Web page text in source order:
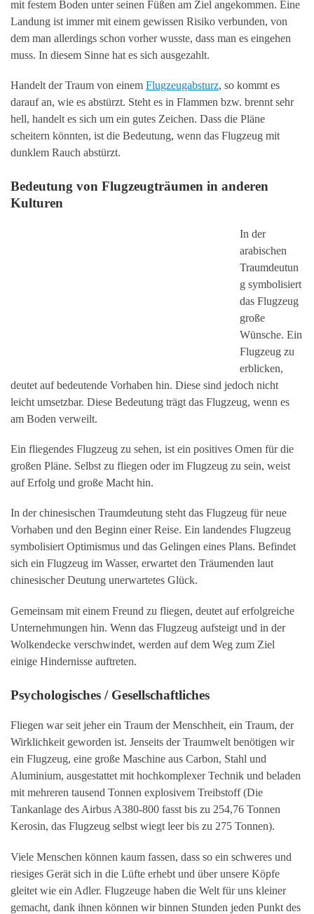
mit festem Boden unter seinen Füßen am Ziel angekommen. Eine
Landung ist immer mit einem gewissen Risiko verbunden, von
dem man allerdings schon vorher wusste, dass man es eingehen
muss. In diesem Sinne hat es sich ausgezahlt.
Handelt der Traum von einem Flugzeugabsturz, so kommt es
darauf an, wie es abstürzt. Steht es in Flammen bzw. brennt sehr
hell, handelt es sich um ein gutes Zeichen. Dass die Pläne
scheitern könnten, ist die Bedeutung, wenn das Flugzeug mit
dunklem Rauch abstürzt.
Bedeutung von Flugzeugträumen in anderen
Kulturen
In der
arabischen
Traumdeutun
g symbolisiert
das Flugzeug
große
Wünsche. Ein
Flugzeug zu
erblicken,
deutet auf bedeutende Vorhaben hin. Diese sind jedoch nicht
leicht umsetzbar. Diese Bedeutung trägt das Flugzeug, wenn es
am Boden verweilt.
Ein fliegendes Flugzeug zu sehen, ist ein positives Omen für die
großen Pläne. Selbst zu fliegen oder im Flugzeug zu sein, weist
auf Erfolg und große Macht hin.
In der chinesischen Traumdeutung steht das Flugzeug für neue
Vorhaben und den Beginn einer Reise. Ein landendes Flugzeug
symbolisiert Optimismus und das Gelingen eines Plans. Befindet
sich ein Flugzeug im Wasser, erwartet den Träumenden laut
chinesischer Deutung unerwartetes Glück.
Gemeinsam mit einem Freund zu fliegen, deutet auf erfolgreiche
Unternehmungen hin. Wenn das Flugzeug aufsteigt und in der
Wolkendecke verschwindet, werden auf dem Weg zum Ziel
einige Hindernisse auftreten.
Psychologisches / Gesellschaftliches
Fliegen war seit jeher ein Traum der Menschheit, ein Traum, der
Wirklichkeit geworden ist. Jenseits der Traumwelt benötigen wir
ein Flugzeug, eine große Maschine aus Carbon, Stahl und
Aluminium, ausgestattet mit hochkomplexer Technik und beladen
mit mehreren tausend Tonnen explosivem Treibstoff (Die
Tankanlage des Airbus A380-800 fasst bis zu 254,76 Tonnen
Kerosin, das Flugzeug selbst wiegt leer bis zu 275 Tonnen).
Viele Menschen können kaum fassen, dass so ein schweres und
riesiges Gerät sich in die Lüfte erhebt und über unsere Köpfe
gleitet wie ein Adler. Flugzeuge haben die Welt für uns kleiner
gemacht, dank ihnen können wir binnen Stunden jeden Punkt des